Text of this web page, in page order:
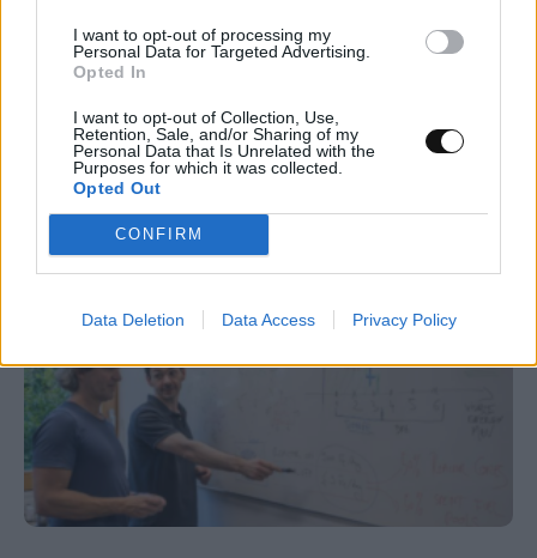
I want to opt-out of processing my
Personal Data for Targeted Advertising.
Opted In
I want to opt-out of Collection, Use,
Retention, Sale, and/or Sharing of my
Personal Data that Is Unrelated with the
Purposes for which it was collected.
Opted Out
CONFIRM
Data Deletion Data Access Privacy Policy
Κουίζ: Πόσο καλά γνωρίζετε την ελληνική
ΨΥΧΑΓΩΓΊΑ 21:00, 06/08/2026